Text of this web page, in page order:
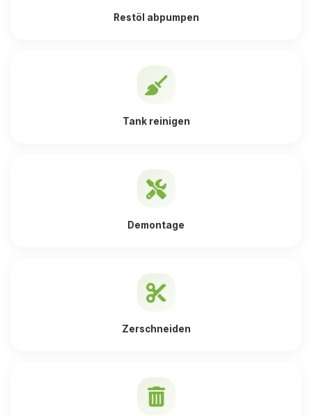
Restöl abpumpen
Tank reinigen
Demontage
Zerschneiden